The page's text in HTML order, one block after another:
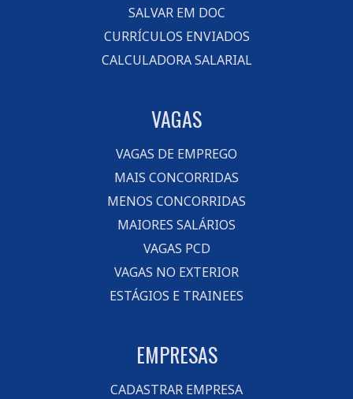
SALVAR EM DOC
CURRÍCULOS ENVIADOS
CALCULADORA SALARIAL
VAGAS
VAGAS DE EMPREGO
MAIS CONCORRIDAS
MENOS CONCORRIDAS
MAIORES SALÁRIOS
VAGAS PCD
VAGAS NO EXTERIOR
ESTÁGIOS E TRAINEES
EMPRESAS
CADASTRAR EMPRESA